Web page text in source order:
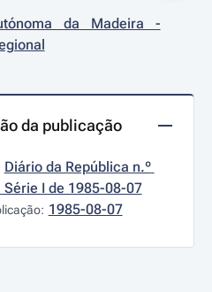
da Madeira -
da publicação
Diário da República n.º
Série I de 1985-08-07
1985-08-07